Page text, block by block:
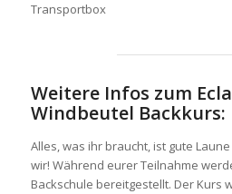
Transportbox
Weitere Infos zum
Windbeutel Backkurs:
Alles, was ihr braucht, ist gute
wir! Während eurer Teilnahme
Backschule bereitgestellt. Der Kurs